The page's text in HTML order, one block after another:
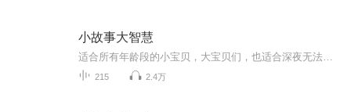
小故事大智慧
215 2.4万